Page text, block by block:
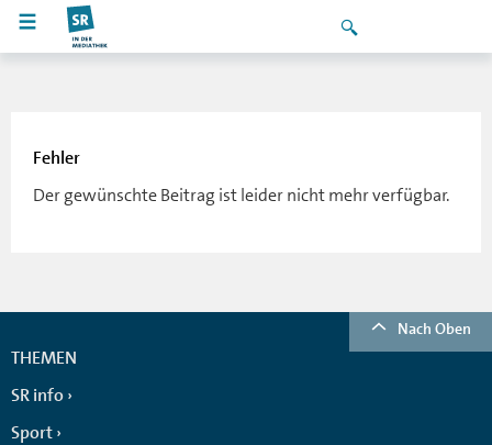
Fehler
Der gewünschte Beitrag ist leider nicht mehr verfügbar.
Nach Oben
THEMEN
SR info
Sport